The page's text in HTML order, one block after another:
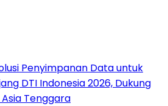
Penyimpanan Data untuk
DTI Indonesia 2026, Dukung
Tenggara